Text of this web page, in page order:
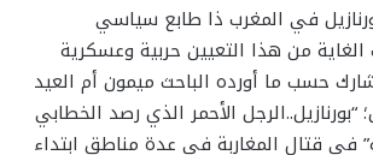
في المغرب ذا طابع سياسي
من هذا التعيين حربية وعسكرية
شارك حسب ما أورده الباحث ميمون أم العيد
الأحمر الذي رصد الخطابي
في قتال المغاربة في عدة مناطق ابتداء